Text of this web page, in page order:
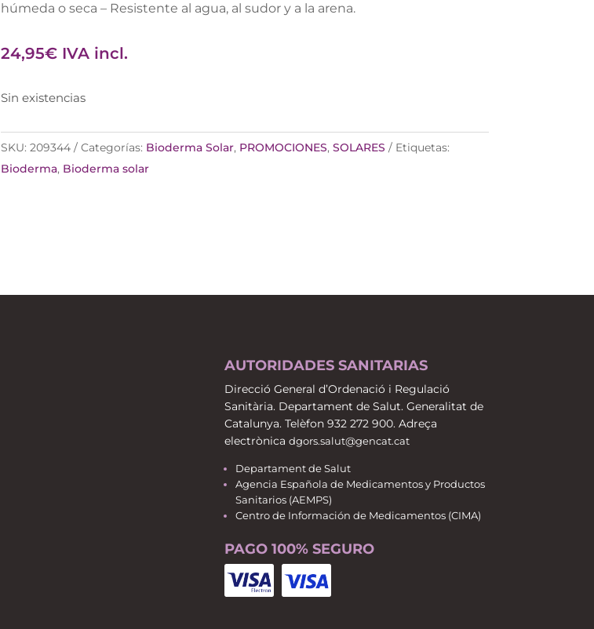
húmeda o seca – Resistente al agua, al sudor y a la arena.
24,95€ IVA incl.
Sin existencias
SKU:209344 Categorías: Bioderma Solar, PROMOCIONES,SOLARES
Etiquetas:
Bioderma, Bioderma solar
AUTORIDADES SANITARIAS
Direcció General d’Ordenació i Regulació
Sanitària. Departament de Salut. Generalitat de
Catalunya. Telèfon 932 272 900. Adreça
electrònica dgors.salut@gencat.cat
Departament de Salut
Agencia Española de Medicamentos y Productos
Sanitarios (AEMPS)
Centro de Información de Medicamentos (CIMA)
PAGO 100% SEGURO